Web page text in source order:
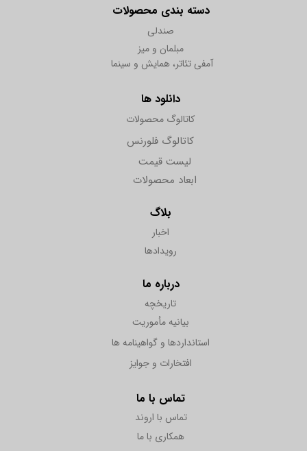
دسته بندی محصولات
صندلی
مبلمان و میز
آمفی تئاتر، همایش و سینما
دانلود ها
کاتالوگ محصولات
کاتالوگ فلورنس
بلاگ
اخبار
رویدادها
درباره ما
تاریخچه
بیانیه مأموریت
استانداردها و گواهینامه ها
افتخارات و جوایز
تماس با ما
تماس با اروند
همکاری با ما
ابعاد محصولات
لیست قیمت